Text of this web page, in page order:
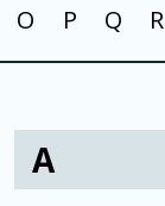
O
P Q R
A